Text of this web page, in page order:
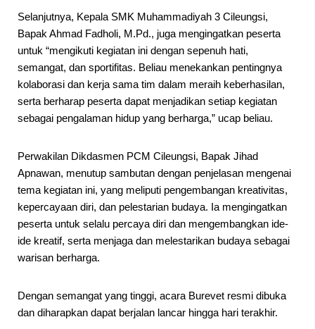
Selanjutnya, Kepala SMK Muhammadiyah 3 Cileungsi,
Bapak Ahmad Fadholi, M.Pd., juga mengingatkan peserta
untuk “mengikuti kegiatan ini dengan sepenuh hati,
semangat, dan sportifitas. Beliau menekankan pentingnya
kolaborasi dan kerja sama tim dalam meraih keberhasilan,
serta berharap peserta dapat menjadikan setiap kegiatan
sebagai pengalaman hidup yang berharga,” ucap beliau.
Perwakilan Dikdasmen PCM Cileungsi, Bapak Jihad
Apnawan, menutup sambutan dengan penjelasan mengenai
tema kegiatan ini, yang meliputi pengembangan kreativitas,
kepercayaan diri, dan pelestarian budaya. Ia mengingatkan
peserta untuk selalu percaya diri dan mengembangkan ide-
ide kreatif, serta menjaga dan melestarikan budaya sebagai
warisan berharga.
Dengan semangat yang tinggi, acara Burevet resmi dibuka
dan diharapkan dapat berjalan lancar hingga hari terakhir.